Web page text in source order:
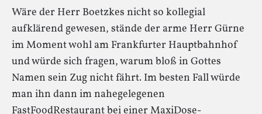
Wäre der Herr Boetzkes nicht so kollegial
aufklärend gewesen, stände der arme Herr Gürne
im Moment wohl am Frankfurter Hauptbahnhof
und würde sich fragen, warum bloß in Gottes
Namen sein Zug nicht fährt. Im besten Fall würde
man ihn dann im nahegelegenen
FastFoodRestaurant bei einer MaxiDose-